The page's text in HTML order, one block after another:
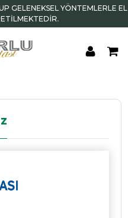
GELENEKSEL YÖNTEMLERLE EL